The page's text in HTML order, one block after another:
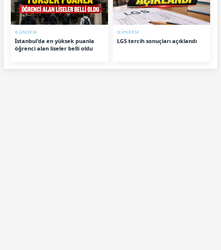
GÜNDEM
İstanbul'da en yüksek puanla
öğrenci alan liseler belli oldu
GÜNDEM
LGS tercih sonuçları açıklandı